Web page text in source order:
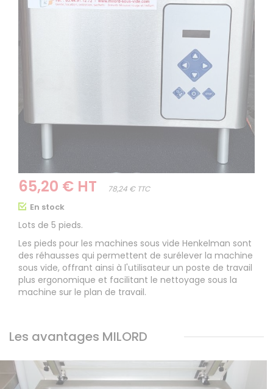
65,20 € HT 78,24 € TTC
En stock
Lots de 5 pieds.
Les pieds pour les machines sous vide Henkelman sont
des réhausses qui permettent de surélever la machine
sous vide, offrant ainsi à l'utilisateur un poste de travail
plus ergonomique et facilitant le nettoyage sous la
machine sur le plan de travail.
Les avantages MILORD